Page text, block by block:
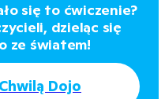
się to ćwiczenie?
dzieląc się
ze światem!
Dojo